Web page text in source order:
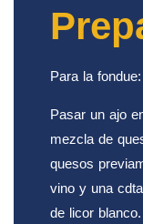
Para la fondue:
Pasar un ajo
mezcla de
quesos
vino y una
de licor